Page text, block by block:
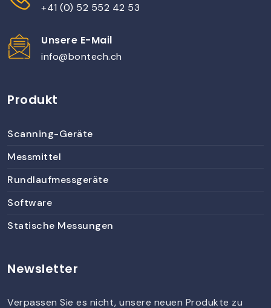
+41 (0) 52 552 42 53
Unsere E-Mail
info@bontech.ch
Produkt
Scanning-Geräte
Messmittel
Rundlaufmessgeräte
Software
Statische Messungen
Newsletter
Verpassen Sie es nicht, unsere neuen Produkte zu